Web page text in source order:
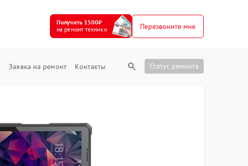
Получить 1500₽
на ремонт техники
Перезвоните мне
Заявка на ремонт Контакты Статус ремонта